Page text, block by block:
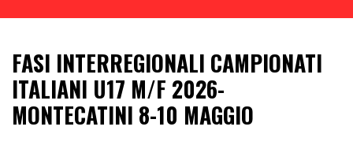
FASI INTERREGIONALI CAMPIONATI
ITALIANI U17 M/F 2026-
MONTECATINI 8-10 MAGGIO